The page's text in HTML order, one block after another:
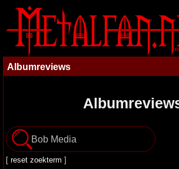
Albumreviews
[ reset zoekterm ]